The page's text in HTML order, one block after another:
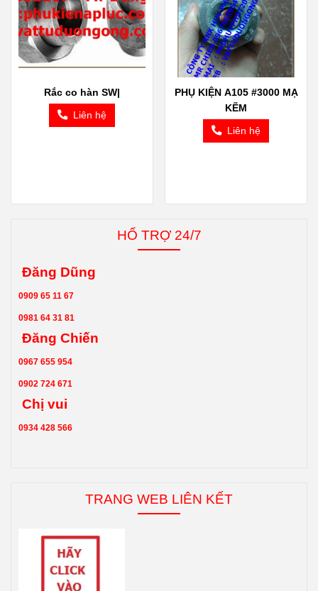
Rắc co hàn SW|
Liên hệ
PHỤ KIỆN A105 #3000 MẠ
KẼM
Liên hệ
HỔ TRỢ 24/7
Đăng Dũng
0909 65 11 67
0981 64 31 81
Đăng Chiến
0967 655 954
0902 724 671
Chị vui
0934 428 566
TRANG WEB LIÊN KẾT